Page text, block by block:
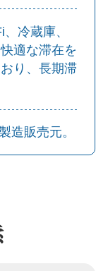
冷蔵庫、
適な滞在を
り、長期滞
造販売元。